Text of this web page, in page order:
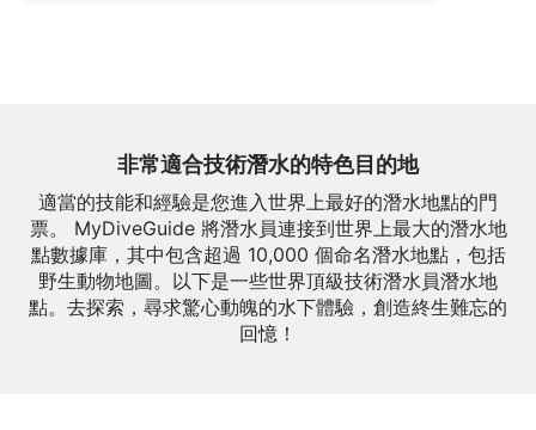
非常適合技術潛水的特色目的地
適當的技能和經驗是您進入世界上最好的潛水地點的門
票。 MyDiveGuide 將潛水員連接到世界上最大的潛水地
點數據庫，其中包含超過 10,000 個命名潛水地點，包括
野生動物地圖。以下是一些世界頂級技術潛水員潛水地
點。去探索，尋求驚心動魄的水下體驗，創造終生難忘的
回憶！